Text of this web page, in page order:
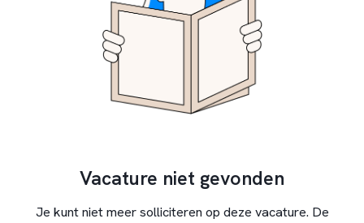
Vacature niet gevonden
Je kunt niet meer solliciteren op deze vacature. De